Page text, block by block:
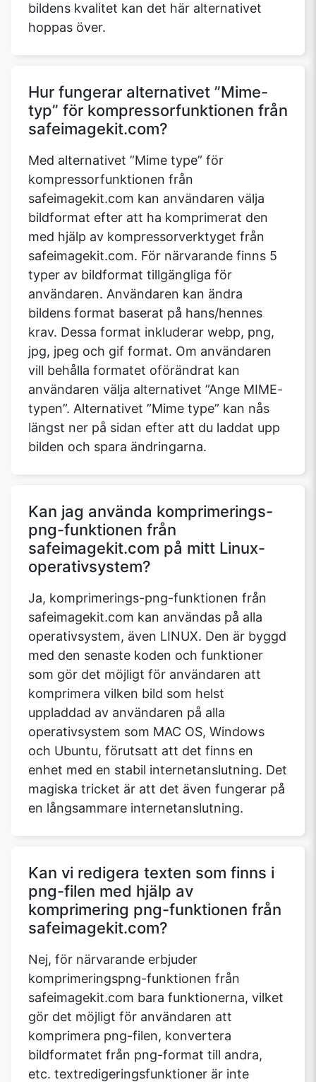
bildens kvalitet kan det här alternativet
hoppas över.
Hur fungerar alternativet ”Mime-
typ” för kompressorfunktionen från
safeimagekit.com?
Med alternativet ”Mime type” för
kompressorfunktionen från
safeimagekit.com kan användaren välja
bildformat efter att ha komprimerat den
med hjälp av kompressorverktyget från
safeimagekit.com. För närvarande finns 5
typer av bildformat tillgängliga för
användaren. Användaren kan ändra
bildens format baserat på hans/hennes
krav. Dessa format inkluderar webp, png,
jpg, jpeg och gif format. Om användaren
vill behålla formatet oförändrat kan
användaren välja alternativet ”Ange MIME-
typen”. Alternativet ”Mime type” kan nås
längst ner på sidan efter att du laddat upp
bilden och spara ändringarna.
Kan jag använda komprimerings-
png-funktionen från
safeimagekit.com på mitt Linux-
operativsystem?
Ja, komprimerings-png-funktionen från
safeimagekit.com kan användas på alla
operativsystem, även LINUX. Den är byggd
med den senaste koden och funktioner
som gör det möjligt för användaren att
komprimera vilken bild som helst
uppladdad av användaren på alla
operativsystem som MAC OS, Windows
och Ubuntu, förutsatt att det finns en
enhet med en stabil internetanslutning. Det
magiska tricket är att det även fungerar på
en långsammare internetanslutning.
Kan vi redigera texten som finns i
png-filen med hjälp av
komprimering png-funktionen från
safeimagekit.com?
Nej, för närvarande erbjuder
komprimeringspng-funktionen från
safeimagekit.com bara funktionerna, vilket
gör det möjligt för användaren att
komprimera png-filen, konvertera
bildformatet från png-format till andra,
etc. textredigeringsfunktioner är inte